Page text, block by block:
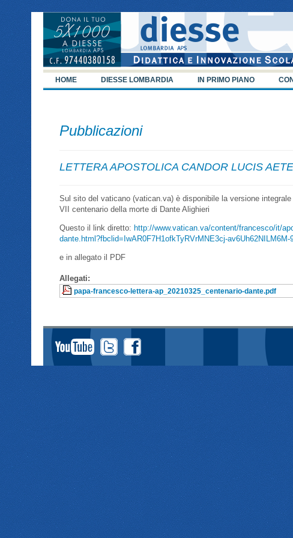
HOME DIESSE LOMBARDIA IN PRIMO PIANO
Pubblicazioni
LETTERA APOSTOLICA CANDOR LUCIS
Sul sito del vaticano (vatican.va) è disponibile la versione
VII centenario della morte di Dante Alighieri
Questo il link diretto: http://www.vatican.va/content/francesco/it/
dante.html?fbclid=IwAR0F7H1ofkTyRVrMNE3cj-av6Uh62NILM6M-
e in allegato il PDF
Allegati:
papa-francesco-lettera-ap_20210325_centenario-dante.pdf